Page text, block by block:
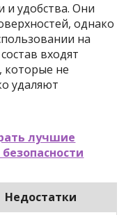
и удобства. Они
однако
на
входят
не
удаляют
лучшие
Недостатки